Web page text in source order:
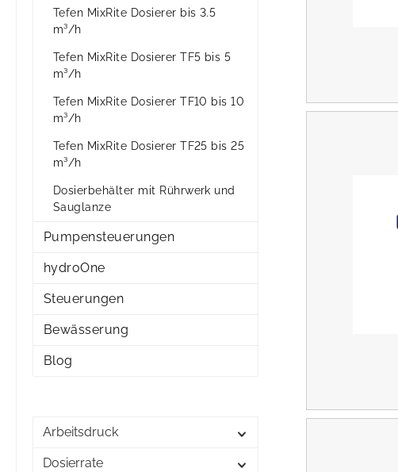
Tefen MixRite Dosierer bis 3.5
m³/h
Tefen MixRite Dosierer TF5 bis 5
m³/h
Tefen MixRite Dosierer TF10 bis 10
m³/h
Tefen MixRite Dosierer TF25 bis 25
m³/h
Dosierbehälter mit Rührwerk und
Sauglanze
Pumpensteuerungen
hydroOne
Steuerungen
Bewässerung
Blog
Arbeitsdruck
Dosierrate